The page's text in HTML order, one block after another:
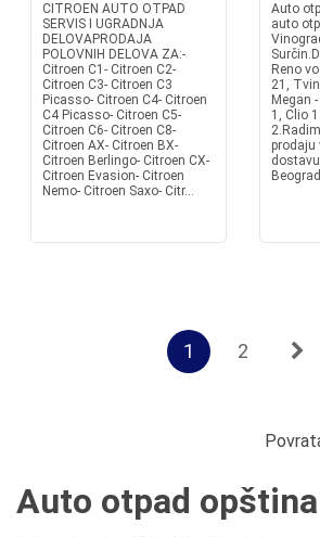
CITROEN AUTO OTPAD
SERVIS I UGRADNJA
DELOVAPRODAJA
POLOVNIH DELOVA ZA:-
Citroen C1- Citroen C2-
Citroen C3- Citroen C3
Picasso- Citroen C4- Citroen
C4 Picasso- Citroen C5-
Citroen C6- Citroen C8-
Citroen AX- Citroen BX-
Citroen Berlingo- Citroen CX-
Citroen Evasion- Citroen
Nemo- Citroen Saxo- Citr...
Auto
auto
Reno
21,
Megan
1, Clio
1 2
Auto otpad